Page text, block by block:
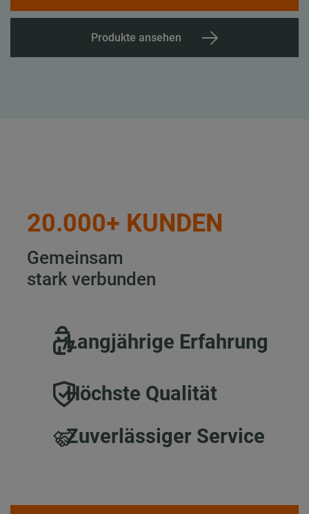
Produkte ansehen
20.000+ KUNDEN
Gemeinsam
stark verbunden
Langjährige Erfahrung
Höchste Qualität
Zuverlässiger Service